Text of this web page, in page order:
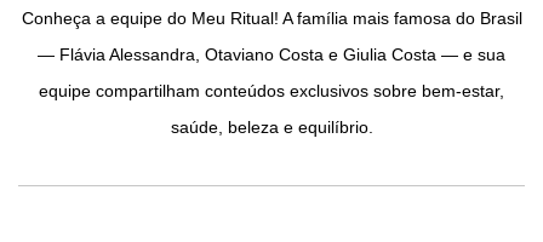
Conheça a equipe do Meu Ritual! A família mais famosa do Brasil
— Flávia Alessandra, Otaviano Costa e Giulia Costa — e sua
equipe compartilham conteúdos exclusivos sobre bem-estar,
saúde, beleza e equilíbrio.